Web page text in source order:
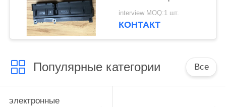
Потребительская
электроника
interview MOQ:1 шт.
КОНТАКТ
Популярные категории Все
электронные